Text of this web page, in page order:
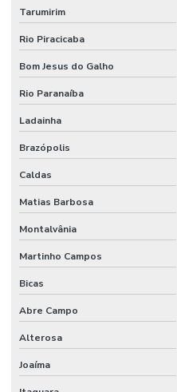
Tarumirim
Rio Piracicaba
Bom Jesus do Galho
Rio Paranaíba
Ladainha
Brazópolis
Caldas
Matias Barbosa
Montalvânia
Martinho Campos
Bicas
Abre Campo
Alterosa
Joaíma